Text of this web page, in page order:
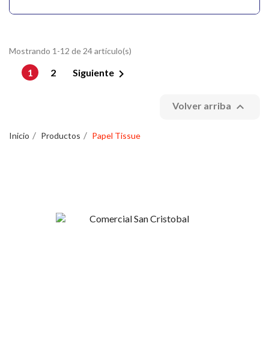
Inicio Productos Papel Tissue
Mostrando 1-12 de 24 artículo(s)
1 2 Siguiente 
Volver arriba 